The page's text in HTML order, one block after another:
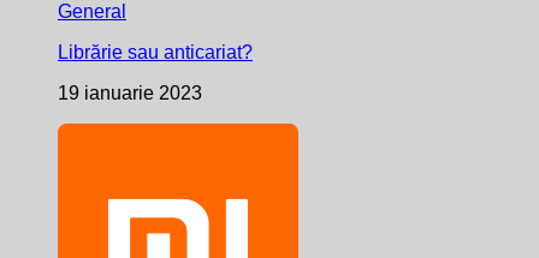
General
Librărie sau anticariat?
19 ianuarie 2023